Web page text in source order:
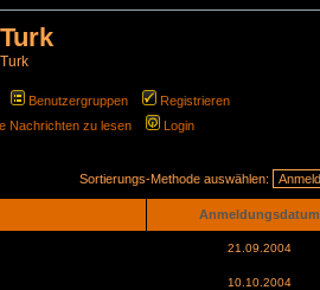
Benutzergruppen
Registrieren
Nachrichten zu lesen Login
Sortierungs-Methode auswählen:
Anmeldungsdatum
21.09.2004
10.10.2004